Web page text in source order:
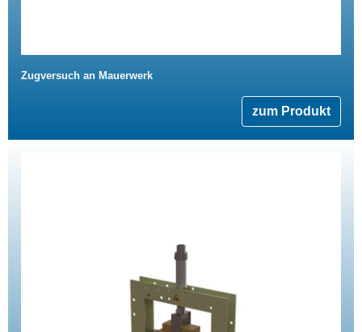
Zugversuch an Mauerwerk
zum Produkt